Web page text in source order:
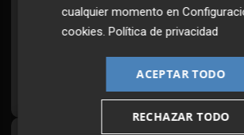
Suscríbete al
¡Quiero suscribirme!
cualquier momento en
cookies.Política de privacidad
ACEPTAR TODO
RECHAZAR TODO